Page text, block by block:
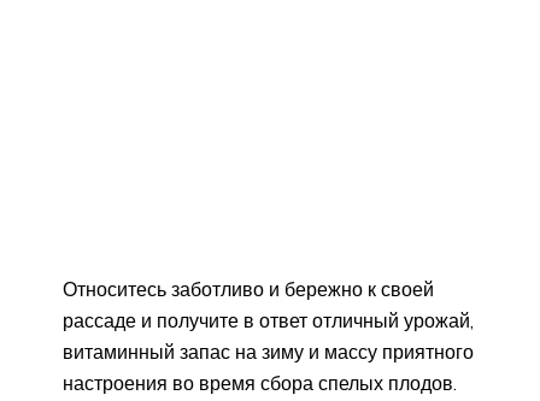
Относитесь заботливо и бережно к своей
рассаде и получите в ответ отличный урожай,
витаминный запас на зиму и массу приятного
настроения во время сбора спелых плодов.